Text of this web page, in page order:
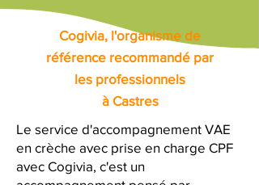
Cogivia, l'organisme de
référence recommandé par
les professionnels
à Castres
Le service d'accompagnement VAE
en crèche avec prise en charge CPF
avec Cogivia, c'est un